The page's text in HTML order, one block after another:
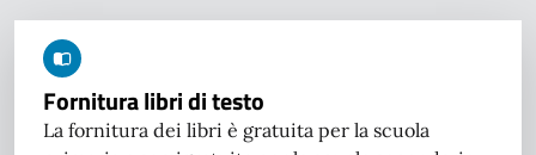
Fornitura libri di testo
La fornitura dei libri è gratuita per la scuola